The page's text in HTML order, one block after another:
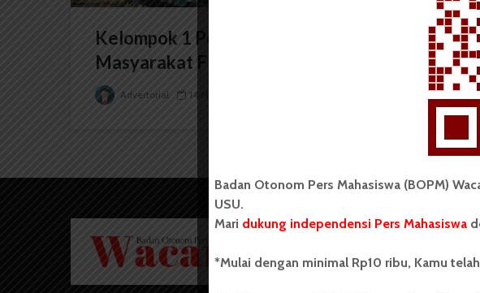
Kelompok 1 Pengabdian
Masyarakat FH USU...
Advertorial 14 Mei 2026
Badan Otonom Pers
yang berdiri di luar kampus dan
secara mandiri oleh mahasiswa
Badan Otonom Pers Mahasiswa (BOPM)
USU.
Mari dukung independensi Pers Mahasiswa
*Mulai dengan minimal Rp10 ribu, Kamu